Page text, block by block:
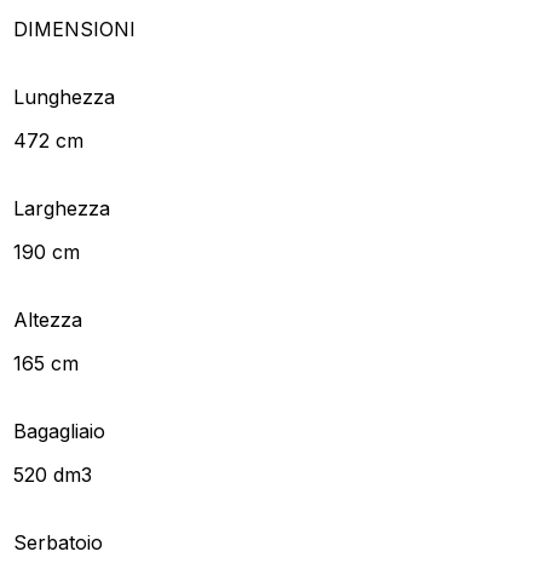
DIMENSIONI
Lunghezza
472 cm
Larghezza
190 cm
Altezza
165 cm
Bagagliaio
520 dm3
Serbatoio